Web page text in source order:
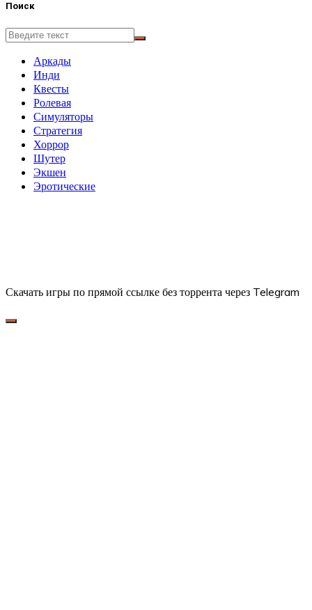
Поиск
Аркады
Инди
Квесты
Ролевая
Симуляторы
Стратегия
Хоррор
Шутер
Экшен
Эротические
Скачать игры по прямой ссылке без торрента через Telegram